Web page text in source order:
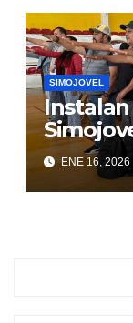
SIMOJOVEL
ENE 16, 2026